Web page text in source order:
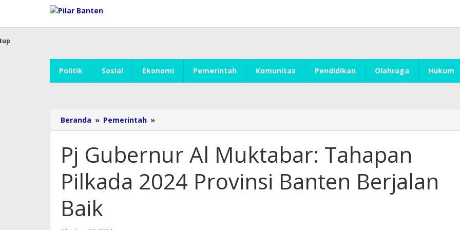
konten
Politik Sosial Ekonomi Pemerintah Komunitas Pendidikan Olahraga Hukum
Beranda » Pemerintah »
Gubernur
Muktabar:
Tahapan
Pilkada
2024
Pj Gubernur Al Muktabar: Tahapan
Pilkada 2024 Provinsi Banten Berjalan
Baik